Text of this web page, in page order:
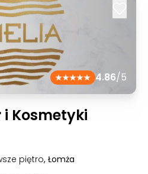
4.86/5
i Kosmetyki
piętro, Łomża